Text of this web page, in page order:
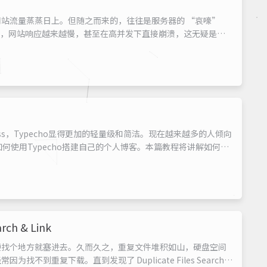
流量蒸蒸日上。但随之而来的，往往是服务器的 “哀嚎”
站响应越来越慢，甚至在高并发下直接崩溃，这无疑是巨
Typecho显得更加的轻量级和简洁。现在越来越多的人倾向
使用Typecho搭建自己的个人博客。本篇教程将讲解如何从
& Link
个地方就塞进去。久而久之，重复文件堆积如山，硬盘空间
因为找不到重复下载。直到发现了 Duplicate Files Search &